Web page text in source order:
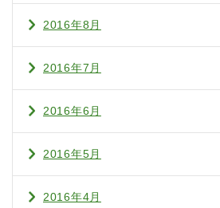
2016年8月
2016年7月
2016年6月
2016年5月
2016年4月